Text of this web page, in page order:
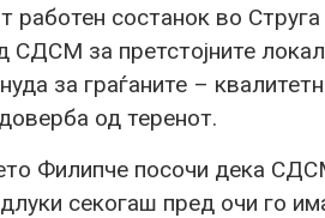
работен состанок во
СДСМ за претстојните
за граѓаните –
од теренот.
Филипче посочи дека
секогаш пред очи го